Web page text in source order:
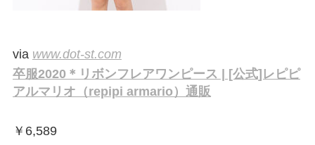
via www.dot-st.com
卒服2020＊リボンフレアワンピース | [公式]レピピ
アルマリオ（repipi armario）通販
￥ 6,589